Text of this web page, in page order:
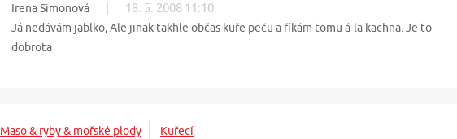
Irena Simonová 18. 5. 2008 11:10
Já nedávám jablko, Ale jinak takhle občas kuře peču a říkám tomu á-la kachna. Je to
dobrota
Maso & ryby & mořské plody Kuřecí